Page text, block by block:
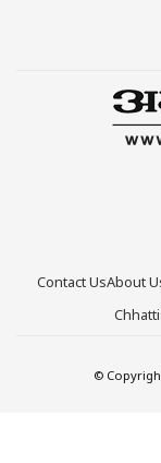
Contact UsAbout
©